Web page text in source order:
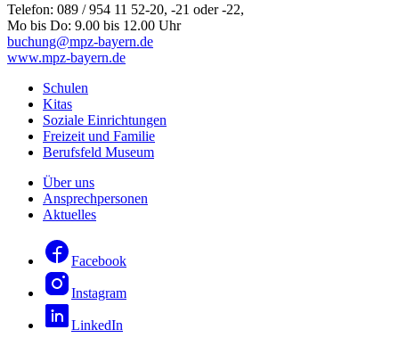
Telefon: 089 / 954 11 52-20, -21 oder -22,
Mo bis Do: 9.00 bis 12.00 Uhr
buchung@mpz-bayern.de
www.mpz-bayern.de
Schulen
Kitas
Soziale Einrichtungen
Freizeit und Familie
Berufsfeld Museum
Über uns
Ansprechpersonen
Aktuelles
Facebook
Instagram
LinkedIn